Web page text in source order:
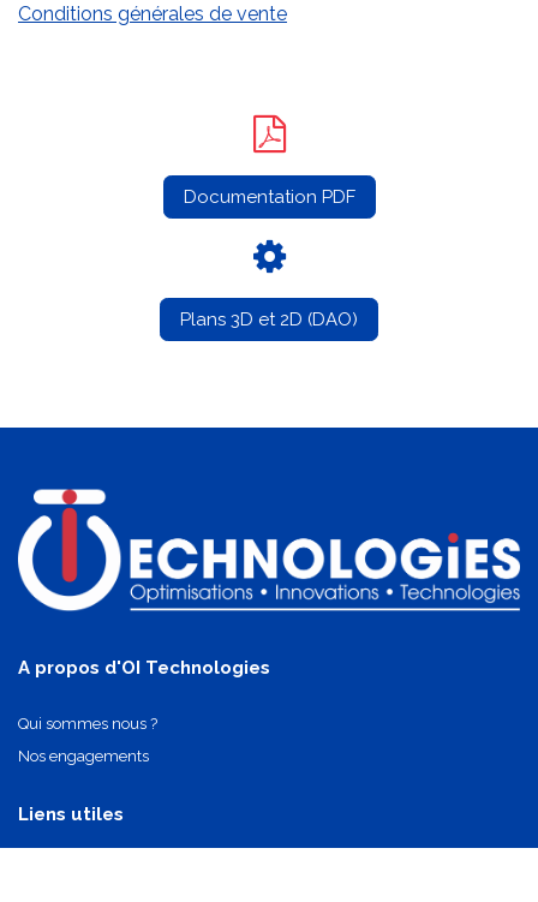
Conditions générales de vente
Documentation PDF
Plans 3D et 2D (DAO)
A propos d'OI Technologies
Qui sommes nous ?
Nos engagements
Liens utiles